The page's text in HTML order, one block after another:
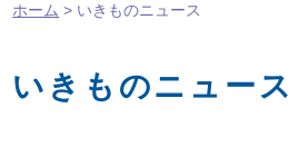
ホーム > いきものニュース
いきものニュース